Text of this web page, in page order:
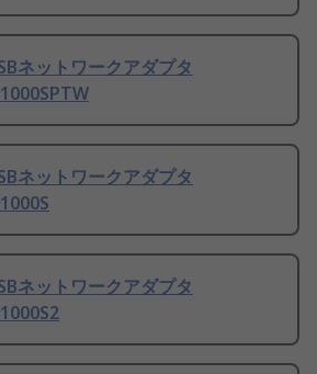
ネットワークアダプタ
ネットワークアダプタ
ネットワークアダプタ